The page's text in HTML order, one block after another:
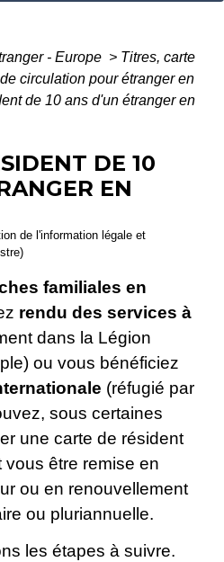
- Europe > Titres, carte
circulation pour étranger en
de 10 ans d'un étranger en
DE 10
EN
de l'information légale et
familiales en
rendu des services à
dans la Légion
ou vous bénéficiez
(réfugié par
sous certaines
une carte de résident
être remise en
ou en renouvellement
ou pluriannuelle.
les étapes à suivre.